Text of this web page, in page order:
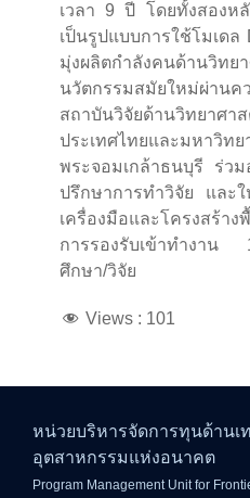
เวลา 9 ปี โดยทั้งสองห
เป็นรูปแบบการใช้โมเดล
มุ่งผลิตกำลังคนด้าน
นวัตกรรมสมัยใหม่ผ่านค
สถาบันวิจัยด้านวิทยาศา
ประเทศไทยและมหาวิทย
พระจอมเกล้าธนบุรี ร่ว
ปรึกษาการทำวิจัย และ
เครื่องมือและโครงสร้า
การรองรับเข้าทำงาน
ศึกษา/วิจัย
Views : 101
หน่วยบริหารจัดการทุนด้านเ
อุตสาหกรรมแห่งอนาคต
Program Management Unit for